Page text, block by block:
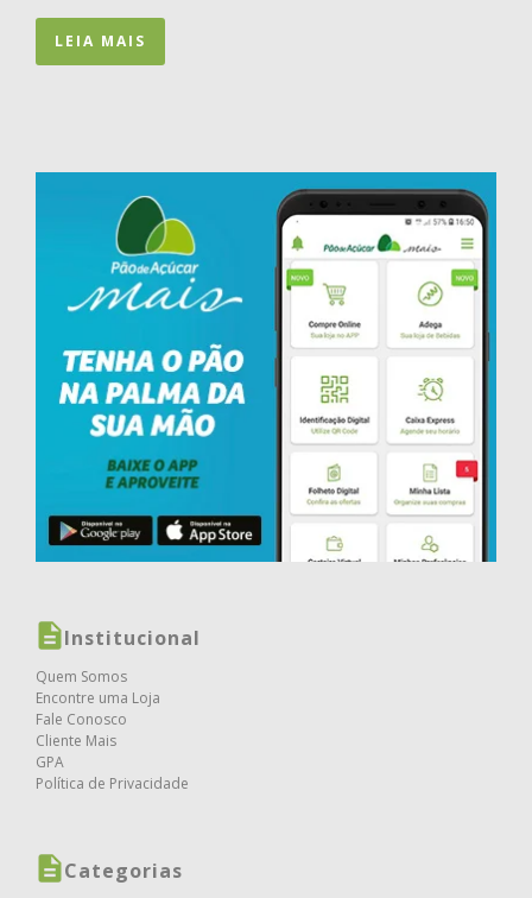
LEIA MAIS
Institucional
Quem Somos
Encontre uma Loja
Fale Conosco
Cliente Mais
GPA
Política de Privacidade
Categorias